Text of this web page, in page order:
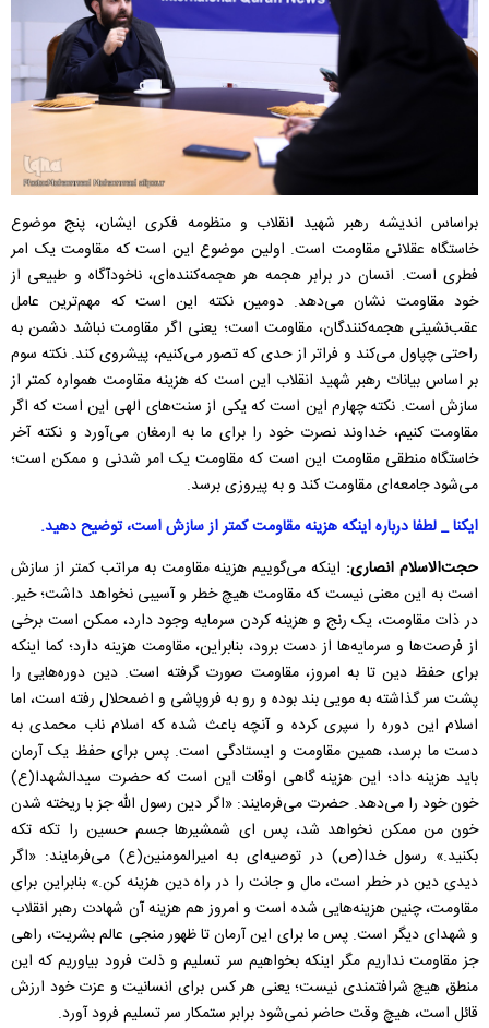
براساس اندیشه‌ رهبر شهید انقلاب و منظومه فکری ایشان، پنج موضوع
خاستگاه عقلانی مقاومت است. اولین موضوع این است که مقاومت یک امر
فطری است. انسان در برابر هجمه هر هجمه‌کننده‌ای، ناخودآگاه و طبیعی از
خود مقاومت نشان می‌دهد. دومین نکته این است که مهم‌ترین عامل
عقب‌نشینی هجمه‌کنندگان، مقاومت است؛ یعنی اگر مقاومت نباشد دشمن به
راحتی چپاول می‌کند و فراتر از حدی که تصور می‌کنیم، پیشروی کند. نکته سوم
بر اساس بیانات رهبر شهید انقلاب این است که هزینه مقاومت همواره کمتر از
سازش است. نکته چهارم این است که یکی از سنت‌های الهی این است که اگر
مقاومت کنیم، خداوند نصرت خود را برای ما به ارمغان می‌آورد و نکته آخر
خاستگاه منطقی مقاومت این است که مقاومت یک امر شدنی و ممکن است؛
می‌شود جامعه‌ای مقاومت کند و به پیروزی برسد.
ایکنا_لطفا درباره اینکه هزینه مقاومت کمتر از سازش است، توضیح دهید.
حجت‌الاسلام انصاری: اینکه می‌گوییم هزینه مقاومت به مراتب کمتر از سازش
است به این معنی نیست که مقاومت هیچ خطر و آسیبی نخواهد داشت؛ خیر.
در ذات مقاومت، یک رنج و هزینه کردن سرمایه وجود دارد، ممکن است برخی
از فرصت‌ها و سرمایه‌ها از دست برود، بنابراین، مقاومت هزینه دارد؛ کما اینکه
برای حفظ دین تا به امروز، مقاومت صورت گرفته است. دین دوره‌هایی را
پشت سر گذاشته به مویی بند بوده و رو به فروپاشی و اضمحلال رفته است، اما
اسلام این دوره را سپری کرده و آنچه باعث شده که اسلام ناب محمدی به
دست ما برسد، همین مقاومت و ایستادگی است.پس برای حفظ یک آرمان
باید هزینه داد؛ این هزینه گاهی اوقات این است که حضرت سیدالشهدا(ع)
خون خود را می‌دهد. حضرت می‌فرمایند: «اگر دین رسول الله جز با ریخته شدن
خون من ممکن نخواهد شد، پس ای شمشیرها جسم حسین را تکه تکه
بکنید.» رسول خدا(ص) در توصیه‌ای به امیرالمومنین(ع) می‌فرمایند: «اگر
دیدی دین در خطر است، مال و جانت را در راه دین هزینه کن.» بنابراین برای
مقاومت، چنین هزینه‌هایی شده است و امروز هم هزینه آن شهادت رهبر انقلاب
و شهدای دیگر است. پس ما برای این آرمان تا ظهور منجی عالم بشریت، راهی
جز مقاومت نداریم مگر اینکه بخواهیم سر تسلیم و ذلت فرود بیاوریم که این
منطق هیچ شرافتمندی نیست؛ یعنی هر کس برای انسانیت و عزت خود ارزش
قائل است، هیچ وقت حاضر نمی‌شود برابر ستمکار سر تسلیم فرود آورد.